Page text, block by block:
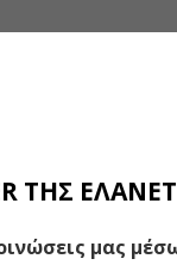
ΤΗΣ ΕΛΑΝΕΤ
μας